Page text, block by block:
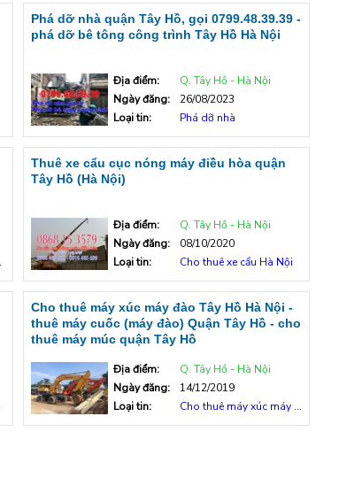
Phá dỡ nhà quận Tây Hồ, gọi 0799.48.39.39 -
phá dỡ bê tông công trình Tây Hồ Hà Nội
Địa điểm:
Q. Tây Hồ - Hà Nội
Ngày đăng:
26/08/2023
Loại tin:
Phá dỡ nhà
Thuê xe cẩu cục nóng máy điều hòa quận
Tây Hồ (Hà Nội)
Địa điểm:
Q. Tây Hồ - Hà Nội
Ngày đăng:
08/10/2020
Loại tin:
Cho thuê xe cẩu Hà Nội
Cho thuê máy xúc máy đào Tây Hồ Hà Nội -
thuê máy cuốc (máy đào) Quận Tây Hồ - cho
thuê máy múc quận Tây Hồ
Địa điểm:
Q. Tây Hồ - Hà Nội
Ngày đăng:
14/12/2019
Loại tin:
Cho thuê máy xúc máy đào